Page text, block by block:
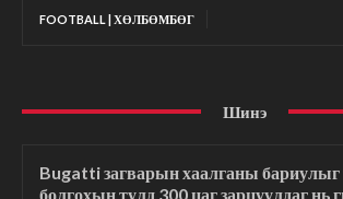
FOOTBALL | ХӨЛБӨМБӨГ
Шинэ
Bugatti загварын хаалганы бариулыг
болгохын тулд 300 цаг зарцуулдаг нь